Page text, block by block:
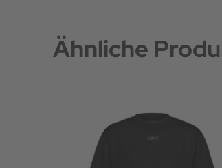
Ähnliche